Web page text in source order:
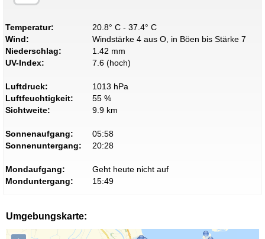
Temperatur:
20.8° C - 37.4° C
Wind:
Windstärke 4 aus O, in Böen bis Stärke 7
Niederschlag:
1.42 mm
UV-Index:
7.6 (hoch)
Luftdruck:
1013 hPa
Luftfeuchtigkeit:
55 %
Sichtweite:
9.9 km
Sonnenaufgang:
05:58
Sonnenuntergang:
20:28
Mondaufgang:
Geht heute nicht auf
Monduntergang:
15:49
Umgebungskarte: